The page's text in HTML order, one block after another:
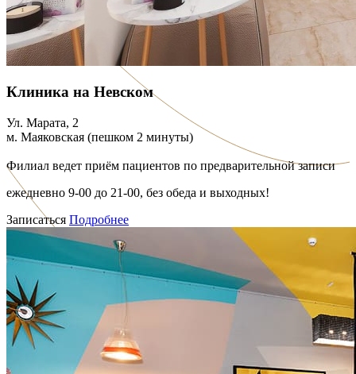
Клиника на Невском
Ул. Марата, 2
м. Маяковская (пешком 2 минуты)
Филиал ведет приём пациентов по предварительной записи
ежедневно 9-00 до 21-00, без обеда и выходных!
Записаться Подробнее